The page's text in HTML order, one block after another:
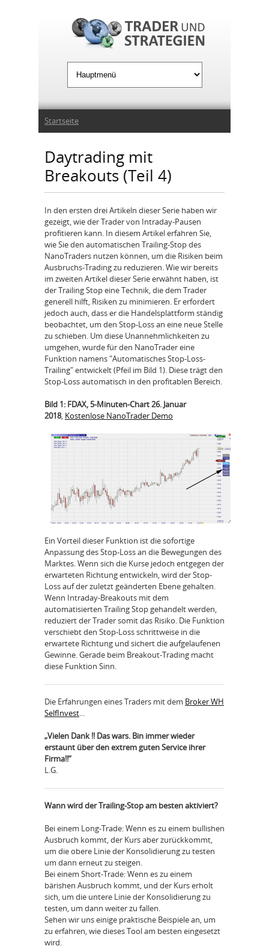
Sie sind hier
Startseite
Daytrading mit
Breakouts (Teil 4)
In den ersten drei Artikeln dieser Serie haben wir
gezeigt, wie der Trader von Intraday-Pausen
profitieren kann. In diesem Artikel erfahren Sie,
wie Sie den automatischen Trailing-Stop des
NanoTraders nutzen können, um die Risiken beim
Ausbruchs-Trading zu reduzieren. Wie wir bereits
im zweiten Artikel dieser Serie erwähnt haben, ist
der Trailing Stop eine Technik, die dem Trader
generell hilft, Risiken zu minimieren. Er erfordert
jedoch auch, dass er die Handelsplattform ständig
beobachtet, um den Stop-Loss an eine neue Stelle
zu schieben. Um diese Unannehmlichkeiten zu
umgehen, wurde für den NanoTrader eine
Funktion namens "Automatisches Stop-Loss-
Trailing" entwickelt (Pfeil im Bild 1). Diese trägt den
Stop-Loss automatisch in den profitablen Bereich.
Bild 1: FDAX, 5-Minuten-Chart 26. Januar
2018, Kostenlose NanoTrader Demo
Ein Vorteil dieser Funktion ist die sofortige
Anpassung des Stop-Loss an die Bewegungen des
Marktes. Wenn sich die Kurse jedoch entgegen der
erwarteten Richtung entwickeln, wird der Stop-
Loss auf der zuletzt geänderten Ebene gehalten.
Wenn Intraday-Breakouts mit dem
automatisierten Trailing Stop gehandelt werden,
reduziert der Trader somit das Risiko. Die Funktion
verschiebt den Stop-Loss schrittweise in die
erwartete Richtung und sichert die aufgelaufenen
Gewinne. Gerade beim Breakout-Trading macht
diese Funktion Sinn.
Die Erfahrungen eines Traders mit dem Broker WH
SelfInvest...
„Vielen Dank !! Das wars. Bin immer wieder
erstaunt über den extrem guten Service ihrer
Firma!!“
L.G.
Wann wird der Trailing-Stop am besten aktiviert?
Bei einem Long-Trade: Wenn es zu einem bullishen
Ausbruch kommt, der Kurs aber zurückkommt,
um die obere Linie der Konsolidierung zu testen
um dann erneut zu steigen.
Bei einem Short-Trade: Wenn es zu einem
bärishen Ausbruch kommt, und der Kurs erholt
sich, um die untere Linie der Konsolidierung zu
testen, um dann weiter zu fallen.
Sehen wir uns einige praktische Beispiele an, um
zu erfahren, wie dieses Tool am besten eingesetzt
wird.